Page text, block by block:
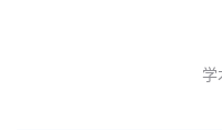
学